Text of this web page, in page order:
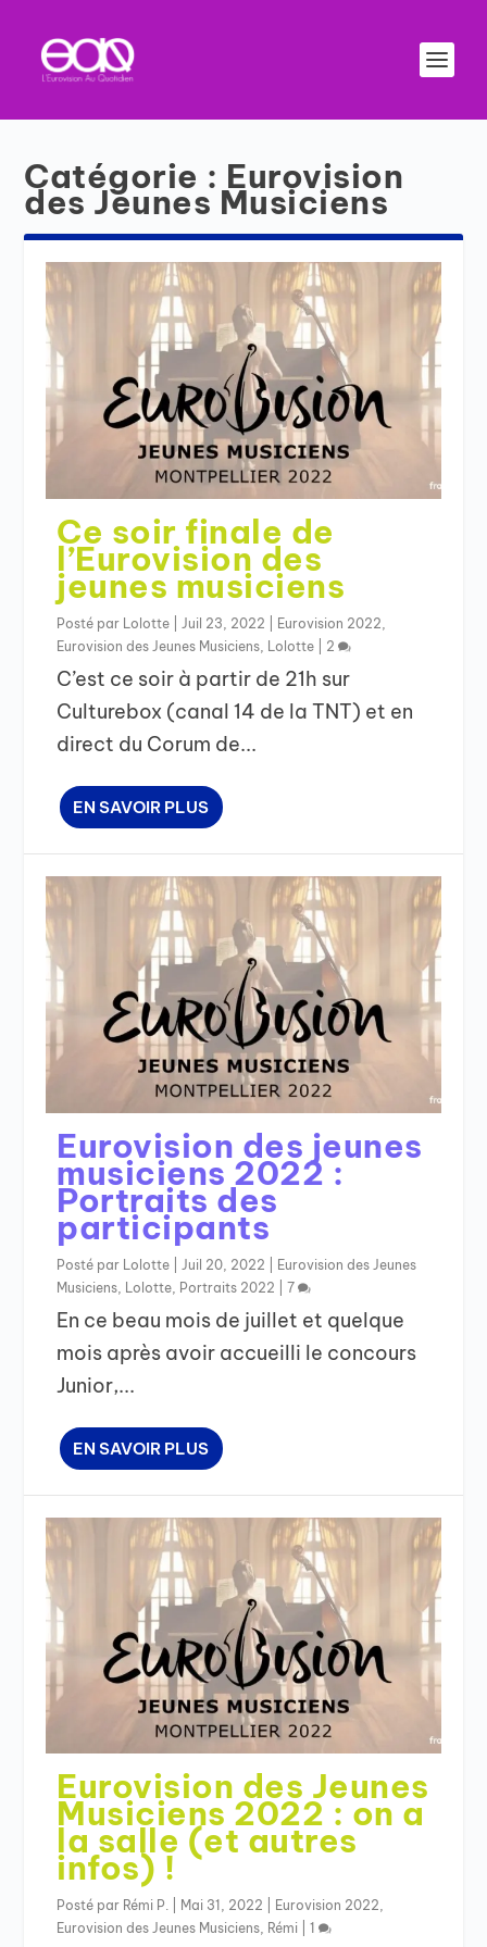
Catégorie : Eurovision
des Jeunes Musiciens
Ce soir finale de
l’Eurovision des
jeunes musiciens
Posté par Lolotte Juil 23, 2022 Eurovision 2022
Eurovision des Jeunes Musiciens
Lolotte 2
C’est ce soir à partir de 21h sur
Culturebox (canal 14 de la TNT) et en
direct du Corum de...
EN SAVOIR PLUS
Eurovision des jeunes
musiciens 2022 :
Portraits des
participants
Posté par Lolotte Juil 20, 2022
Eurovision des Jeunes
Musiciens Lolotte Portraits 2022 |7
En ce beau mois de juillet et quelque
mois après avoir accueilli le concours
Junior,...
EN SAVOIR PLUS
Eurovision des Jeunes
Musiciens 2022 : on a
la salle (et autres
infos) !
Posté par Rémi P. Mai 31, 2022 Eurovision 2022,
Eurovision des Jeunes Musiciens, Rémi |1